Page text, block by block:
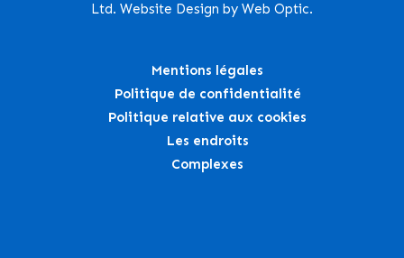
Ltd. Website Design by Web Optic.
Mentions légales
Politique de confidentialité
Politique relative aux cookies
Les endroits
Complexes